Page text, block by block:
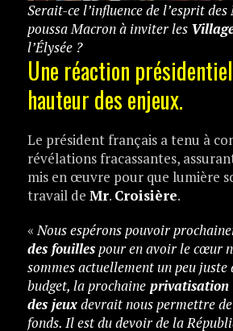
Serait-ce l’influence de l’esprit
poussa Macron à inviter les
l’Élysée ?
Une réaction
hauteur des enjeux.
Le président français a tenu à
révélations fracassantes,
mis en œuvre pour que lumière
travail de Mr. Croisière.
«Nous espérons pouvoir
des fouillespour en avoir le cœur
sommes actuellement un peu juste
budget, la prochaineprivatisation
des jeuxdevrait nous permettre
fonds. Il est du devoir de la